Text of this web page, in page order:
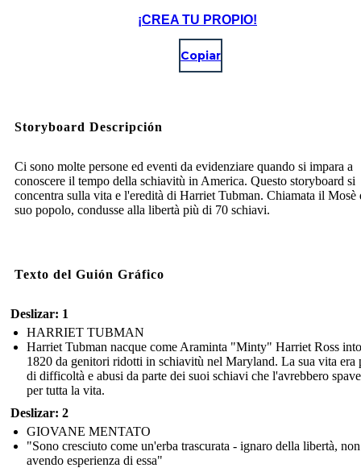
¡CREA TU PROPIO!
Copiar
Storyboard Descripción
Ci sono molte persone ed eventi da evidenziare quando si impara a
conoscere il tempo della schiavitù in America. Questo storyboard si
concentra sulla vita e l'eredità di Harriet Tubman. Chiamata il Mosè
suo popolo, condusse alla libertà più di 70 schiavi.
Texto del Guión Gráfico
Deslizar: 1
HARRIET TUBMAN
Harriet Tubman nacque come Araminta "Minty" Harriet Ross
1820 da genitori ridotti in schiavitù nel Maryland. La sua vita era
di difficoltà e abusi da parte dei suoi schiavi che l'avrebbero
per tutta la vita.
Deslizar: 2
GIOVANE MENTATO
"Sono cresciuto come un'erba trascurata - ignaro della libertà, non
avendo esperienza di essa"